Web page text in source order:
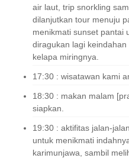
air laut, trip snorkling
dilanjutkan tour menuju
menikmati sunset pantai
diragukan lagi
kelapa miringnya.
17:30 : wisatawan kami
18:30 : makan malam
siapkan.
19:30 : aktifitas jalan-
untuk menikmati
karimunjawa, sambil